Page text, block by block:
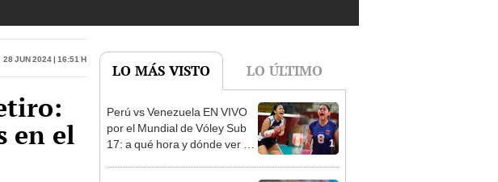
28 Jun 2024 | 16:51 h
en el
LO MÁS VISTO LO ÚLTIMO
1
Perú vs Venezuela EN VIVO
por el Mundial de Vóley Sub
17: a qué hora y dónde ver el